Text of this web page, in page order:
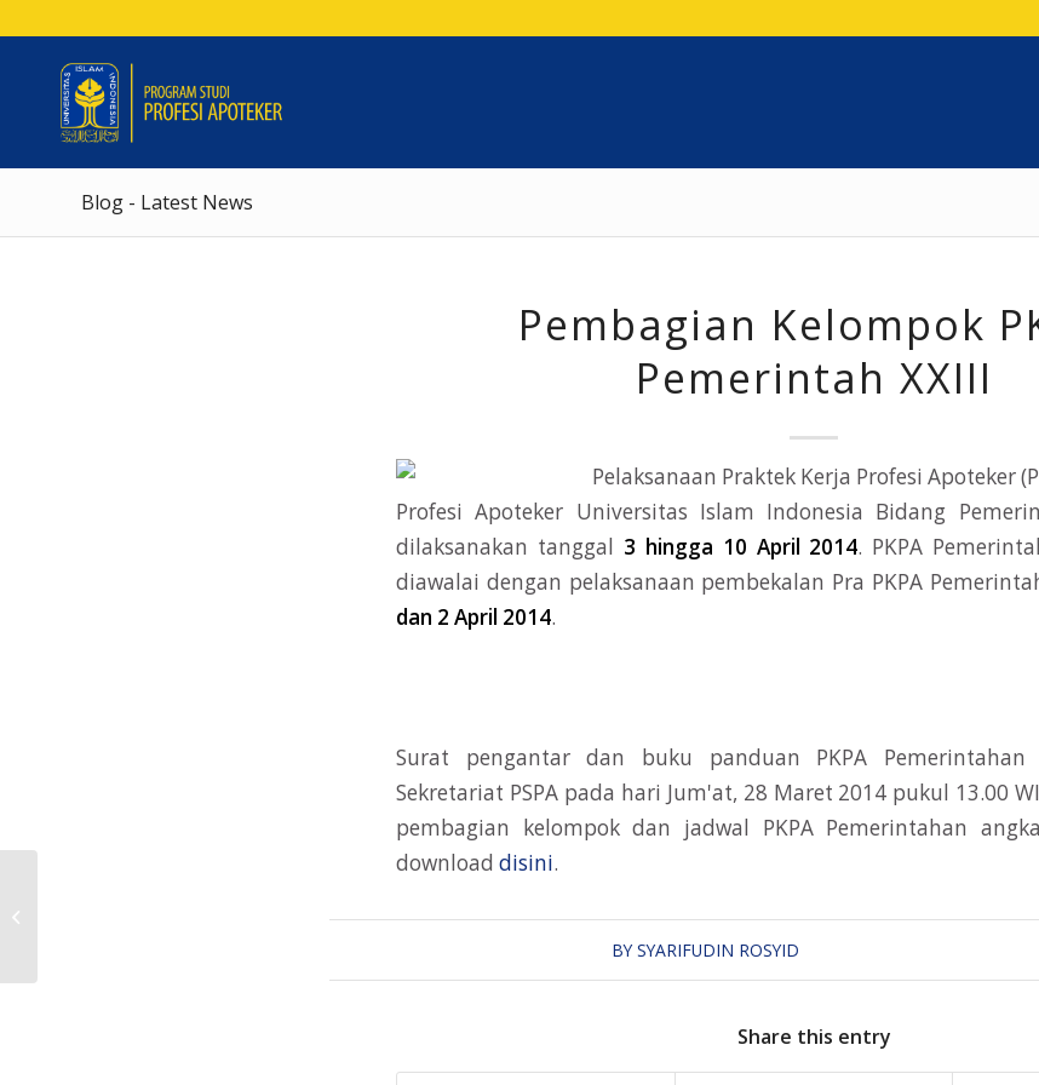
Blog - Latest News
Pembagian Kelompok
Pemerintah XXIII
Pelaksanaan Praktek Kerja Profesi Apoteker
Profesi Apoteker Universitas Islam Indonesia Bidang
dilaksanakan tanggal 3 hingga 10 April 2014. PKPA
diawalai dengan pelaksanaan pembekalan Pra PKPA
dan 2 April 2014.
Surat pengantar dan buku panduan PKPA
Sekretariat PSPA pada hari Jum'at, 28 Maret 2014 pukul 13.00
pembagian kelompok dan jadwal PKPA Pemerintahan
download disini.
BYSYARIFUDIN ROSYID
Share this entry